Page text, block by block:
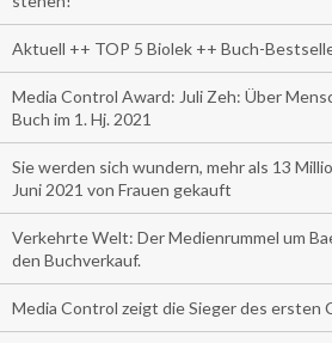
Aktuell ++ TOP 5 Biolek ++ Buch-
Media Control Award: Juli Zeh: Über
Buch im 1. Hj. 2021
Sie werden sich wundern, mehr als 13
Juni 2021 von Frauen gekauft
Verkehrte Welt: Der Medienrummel um
den Buchverkauf.
Media Control zeigt die Sieger des ersten